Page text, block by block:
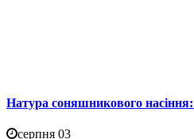
Натура соняшникового насіння:
серпня 03